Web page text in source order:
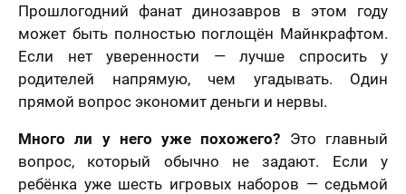
Прошлогодний фанат динозавров в этом году
может быть полностью поглощён Майнкрафтом.
Если нет уверенности — лучше спросить у
родителей напрямую, чем угадывать. Один
прямой вопрос экономит деньги и нервы.
Много ли у него уже похожего? Это главный
вопрос, который обычно не задают. Если у
ребёнка уже шесть игровых наборов — седьмой